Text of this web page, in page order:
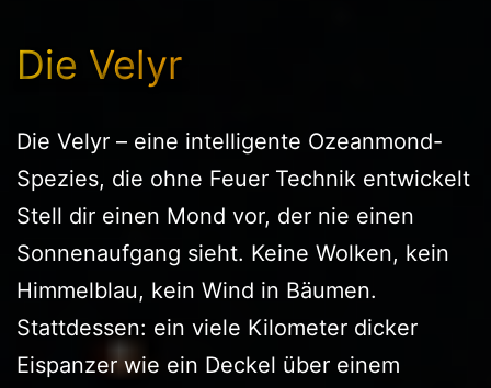
Die Velyr
Die Velyr – eine intelligente Ozeanmond-
Spezies, die ohne Feuer Technik entwickelt
Stell dir einen Mond vor, der nie einen
Sonnenaufgang sieht. Keine Wolken, kein
Himmelblau, kein Wind in Bäumen.
Stattdessen: ein viele Kilometer dicker
Eispanzer wie ein Deckel über einem